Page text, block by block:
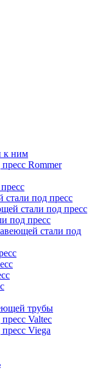
к ним
Rommer
под пресс
стали под пресс
под пресс
стали под
трубы
Valtec
Viega